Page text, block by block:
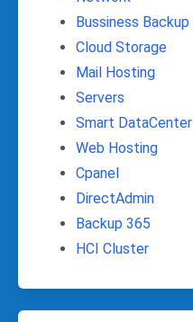
Bussiness Backup
Cloud Storage
Mail Hosting
Servers
Smart DataCenter
Web Hosting
Cpanel
DirectAdmin
Backup 365
HCI Cluster